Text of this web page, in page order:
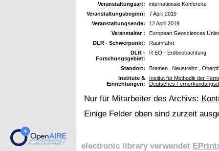
Veranstaltungsart:
internationale Konferenz
Veranstaltungsbeginn:
7 April 2019
Veranstaltungsende:
12 April 2019
Veranstalter :
European Geosciences
DLR - Schwerpunkt:
Raumfahrt
DLR -
Forschungsgebiet:
R EO - Erdbeobachtung
Standort:
Bremen , Neustrelitz ,
Institute &
Einrichtungen:
Institut für Methodik der
Deutsches
Nur für Mitarbeiter des Archivs:
Einige Felder oben sind zurzeit
electronic library verwendet